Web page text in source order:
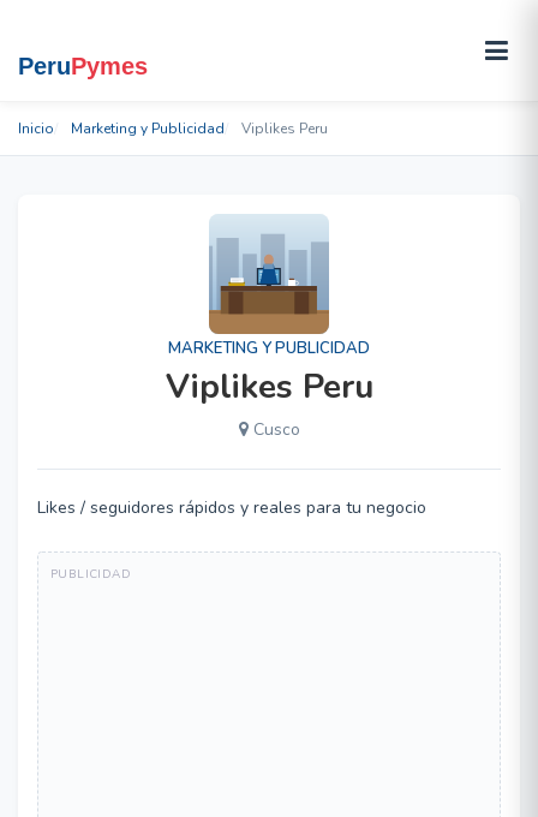
Inicio Marketing y Publicidad Viplikes Peru
MARKETING Y PUBLICIDAD
Viplikes Peru
Cusco
Likes / seguidores rápidos y reales para tu negocio